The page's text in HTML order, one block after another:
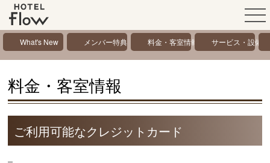
What's New メンバー特典 料金・客室情報 サービス・設備
料金・客室情報
ご利用可能なクレジットカード